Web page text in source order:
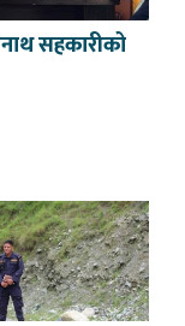
सहकारीको